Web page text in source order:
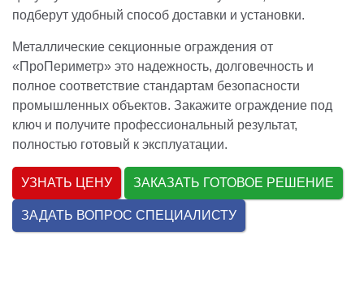
подберут удобный способ доставки и установки.
Металлические секционные ограждения от
«ПроПериметр» это надежность, долговечность и
полное соответствие стандартам безопасности
промышленных объектов. Закажите ограждение под
ключ и получите профессиональный результат,
полностью готовый к эксплуатации.
УЗНАТЬ ЦЕНУ ЗАКАЗАТЬ ГОТОВОЕ РЕШЕНИЕ
ЗАДАТЬ ВОПРОС СПЕЦИАЛИСТУ